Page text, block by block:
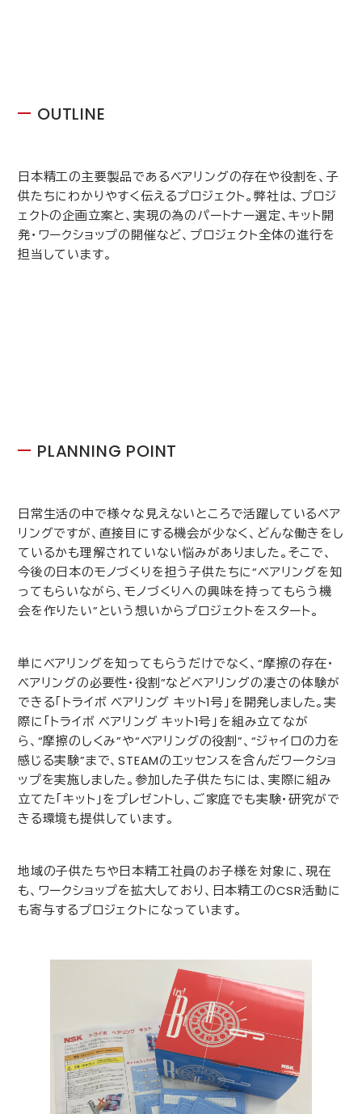
OUTLINE
日本精工の主要製品であるベアリングの存在や役割を、子
供たちにわかりやすく伝えるプロジェクト。弊社は、プロジ
ェクトの企画立案と、実現の為のパートナー選定、キット開
発・ワークショップの開催など、プロジェクト全体の進行を
担当しています。
PLANNING POINT
日常生活の中で様々な見えないところで活躍しているベア
リングですが、直接目にする機会が少なく、どんな働きをし
ているかも理解されていない悩みがありました。そこで、
今後の日本のモノづくりを担う子供たちに“ベアリングを知
ってもらいながら、モノづくりへの興味を持ってもらう機
会を作りたい”という想いからプロジェクトをスタート。
単にベアリングを知ってもらうだけでなく、“摩擦の存在・
ベアリングの必要性・役割”などベアリングの凄さの体験が
できる「トライボ ベアリング キット1号」を開発しました。実
際に「トライボ ベアリング キット1号」を組み立てなが
ら、“摩擦のしくみ”や“ベアリングの役割”、“ジャイロの力を
感じる実験”まで、STEAMのエッセンスを含んだワークショ
ップを実施しました。参加した子供たちには、実際に組み
立てた「キット」をプレゼントし、ご家庭でも実験・研究がで
きる環境も提供しています。
地域の子供たちや日本精工社員のお子様を対象に、現在
も、ワークショップを拡大しており、日本精工のCSR活動に
も寄与するプロジェクトになっています。